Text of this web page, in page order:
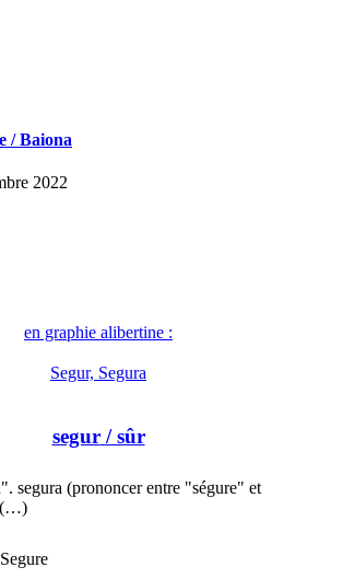
/ Baiona
2022
en graphie alibertine :
Segur, Segura
segur/ sûr
segura (prononcer entre "ségure" et
(…)